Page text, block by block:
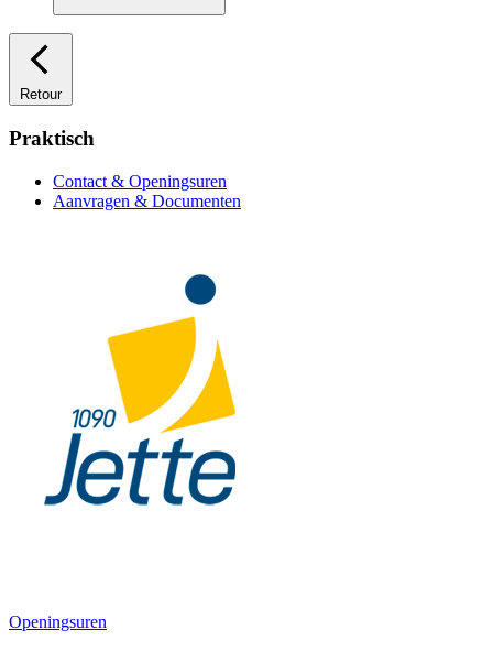
Retour
Praktisch
Contact & Openingsuren
Aanvragen & Documenten
Openingsuren